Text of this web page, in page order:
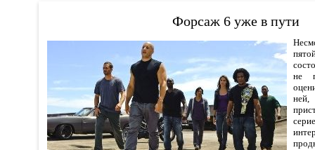
Форсаж 6 уже в пути
не